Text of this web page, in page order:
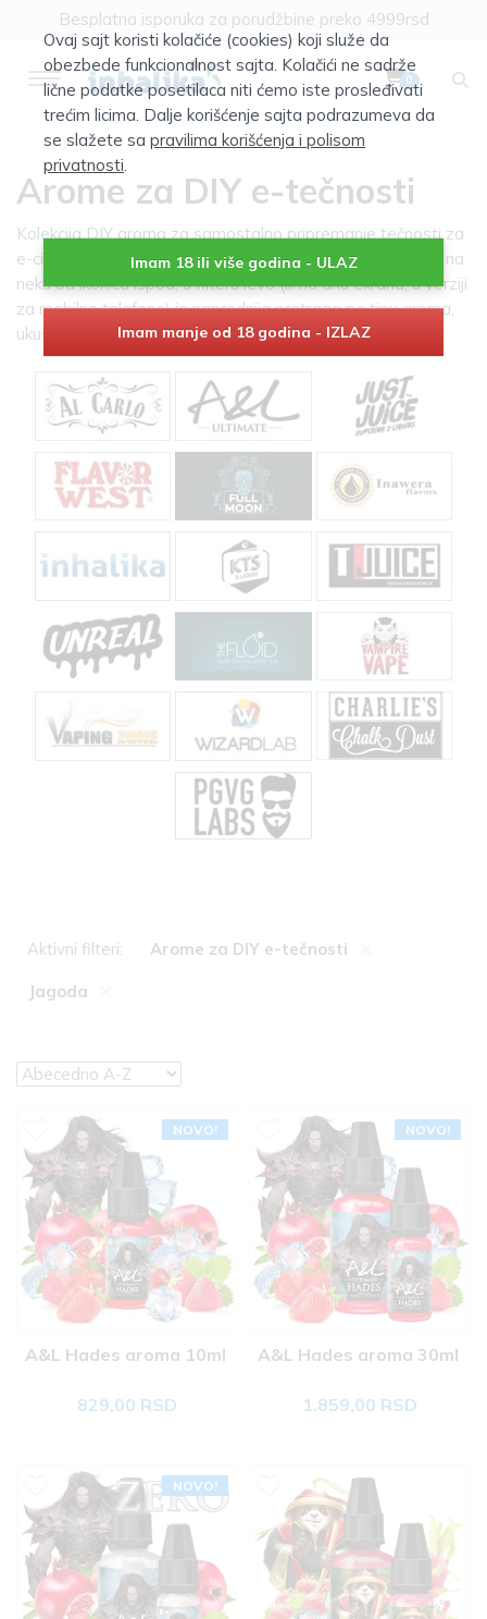
Klik za više informacija
Besplatna isporuka za porudžbine preko 4999rsd
0
Arome za DIY e-tečnosti
Kolekcija DIY aroma za samostalno pripremanje tečnosti za
e-cigarete. Izbor prema proizvođaču možete vršiti klikom na
neku od ikonica ispod, u filteru levo (ili na dnu ekrana, u verziji
za mobilne telefone) je naprednija pretraga po tipu aroma,
ukusu itd...
Aktivni filteri: Arome za DIY e-tečnosti
Jagoda
NOVO!
A&L Hades aroma 10ml
829,00 RSD
NOVO!
A&L Hades aroma 30ml
1.859,00 RSD
NOVO!
Ovaj sajt koristi kolačiće (cookies) koji služe da
obezbede funkcionalnost sajta. Kolačići ne sadrže
lične podatke posetilaca niti ćemo iste prosleđivati
trećim licima. Dalje korišćenje sajta podrazumeva da
se slažete sa pravilima korišćenja i polisom
privatnosti.
Imam 18 ili više godina - ULAZ
Imam manje od 18 godina - IZLAZ